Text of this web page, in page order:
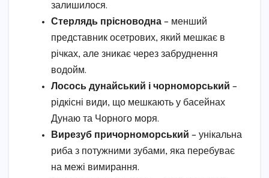
залишилося.
Стерлядь прісноводна – менший
представник осетрових, який мешкає в
річках, але зникає через забруднення
водойм.
Лосось дунайський і чорноморський –
рідкісні види, що мешкають у басейнах
Дунаю та Чорного моря.
Вирезуб причорноморський – унікальна
риба з потужними зубами, яка перебуває
на межі вимирання.